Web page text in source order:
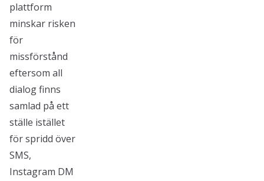
plattform
minskar risken
för
missförstånd
eftersom all
dialog finns
samlad på ett
ställe istället
för spridd över
SMS,
Instagram DM